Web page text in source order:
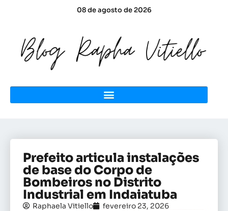
08 de agosto de 2026
Prefeito articula instalações
de base do Corpo de
Bombeiros no Distrito
Industrial em Indaiatuba
Raphaela Vitiello fevereiro 23, 2026